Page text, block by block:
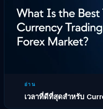
อ่าน
เวลาที่ดีที่สุดสำหรับ